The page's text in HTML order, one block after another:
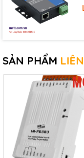
tM-AD5C
5-
SẢN PHẨM